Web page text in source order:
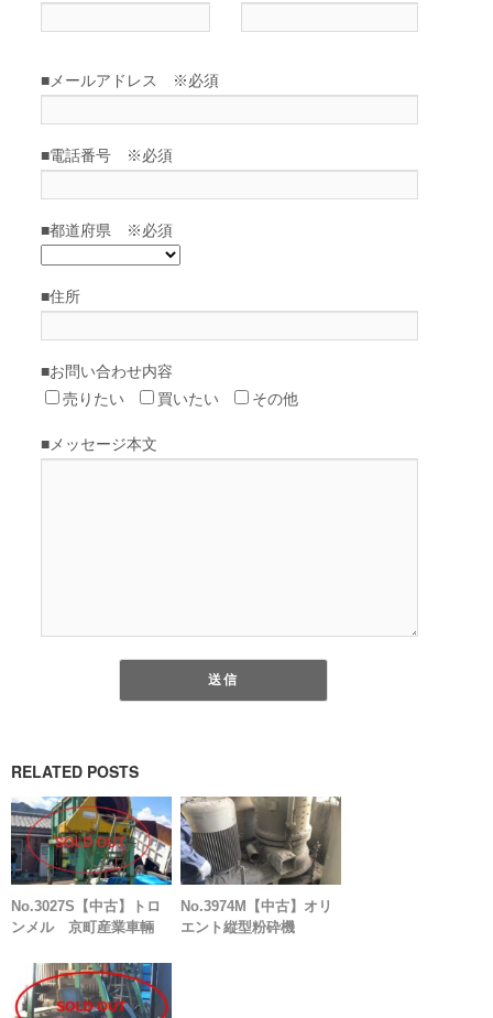
RELATED POSTS
No.3027S【中古】トロ
ンメル 京町産業車輛
No.3974M【中古】オリ
エント縦型粉砕機